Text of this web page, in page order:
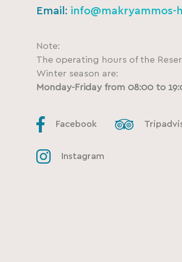
Email: info@makryammos-
Note:
The operating hours of the
Winter season are:
Monday-Friday from 08:00 to
Facebook
Instagram